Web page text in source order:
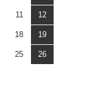
11 12
18 19
25 26